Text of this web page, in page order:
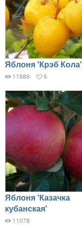
Яблоня 'Крэб Кола'
11888 6
Яблоня 'Казачка
кубанская'
11078